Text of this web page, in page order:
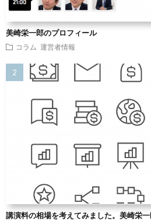
美崎栄一郎のプロフィール
コラム 運営者情報
講演料の相場を考えてみました。美崎栄